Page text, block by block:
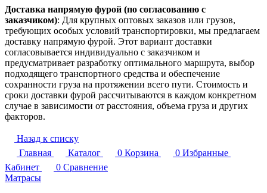
Доставка напрямую фурой (по согласованию с
заказчиком): Для крупных оптовых заказов или грузов,
требующих особых условий транспортировки, мы предлагаем
доставку напрямую фурой. Этот вариант доставки
согласовывается индивидуально с заказчиком и
предусматривает разработку оптимального маршрута, выбор
подходящего транспортного средства и обеспечение
сохранности груза на протяжении всего пути. Стоимость и
сроки доставки фурой рассчитываются в каждом конкретном
случае в зависимости от расстояния, объема груза и других
факторов.
Назад к списку
Главная
Каталог 0 Корзина 0 Избранные
Кабинет
0 Сравнение
Матрасы